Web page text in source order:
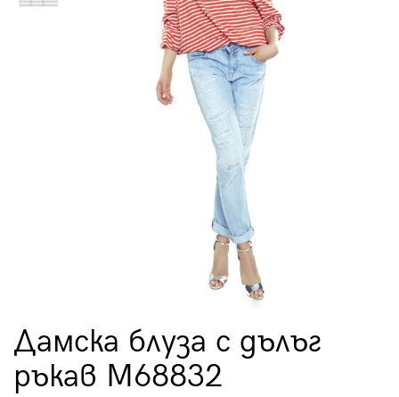
Дамска блуза с дълъг
ръкав M68832